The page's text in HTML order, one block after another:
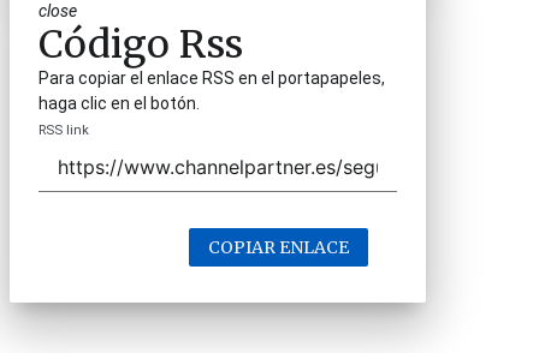
close
Código Rss
Para copiar el enlace RSS en el portapapeles,
haga clic en el botón.
RSS link
COPIAR ENLACE